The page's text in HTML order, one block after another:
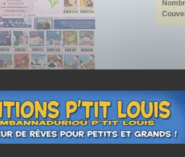
tout-petits, en livres jeunesse, en bande
: fiches pédagogiques, dessins,...